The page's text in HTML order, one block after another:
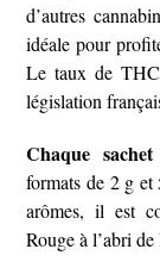
d’autres
idéale pour
Le taux de
législation
Chaque
formats de 2 g
arômes, il est
Rouge à l’abri